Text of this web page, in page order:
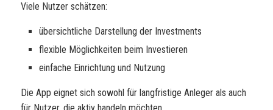
Viele Nutzer schätzen:
übersichtliche Darstellung der Investments
flexible Möglichkeiten beim Investieren
einfache Einrichtung und Nutzung
Die App eignet sich sowohl für langfristige Anleger als auch